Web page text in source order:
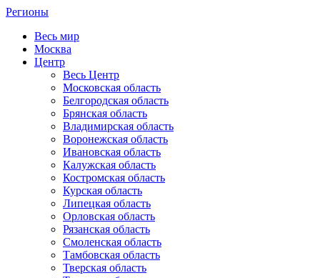
Регионы
Весь мир
Москва
Центр
Весь Центр
Московская область
Белгородская область
Брянская область
Владимирская область
Воронежская область
Ивановская область
Калужская область
Костромская область
Курская область
Липецкая область
Орловская область
Рязанская область
Смоленская область
Тамбовская область
Тверская область